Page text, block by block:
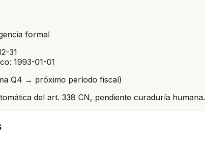
formal
31
1993-01-01
Q4 → próximo período fiscal)
del art. 338 CN, pendiente curaduría humana.